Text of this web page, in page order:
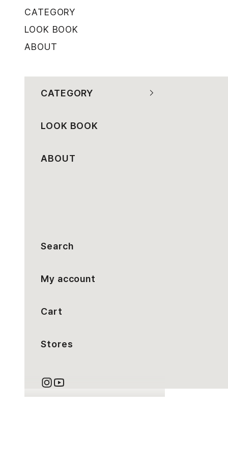
CATEGORY
LOOK BOOK
ABOUT
CATEGORY
LOOK BOOK
ABOUT
Search
My account
Cart
Stores